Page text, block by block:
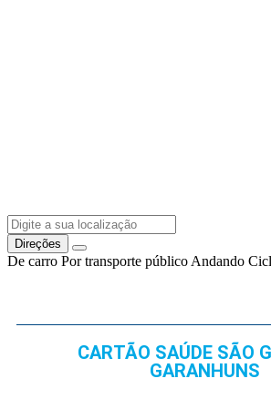
Direções
De carro Por transporte público Andando
CARTÃO SAÚDE SÃO
GARANHUNS